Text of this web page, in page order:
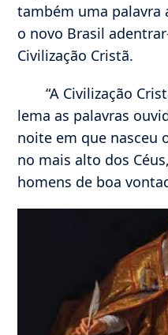
também uma palavra
o novo Brasil
Civilização Cristã.
“A Civilização
lema as palavras
noite em que nasceu
no mais alto dos
homens de boa